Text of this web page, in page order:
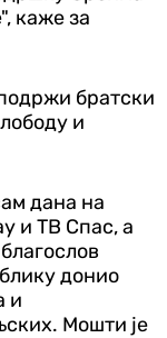
каже за
братски
и
дана на
и ТВ Спас, а
донио
и
Мошти је